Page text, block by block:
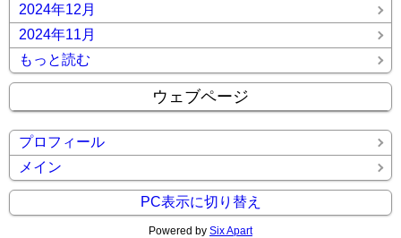
2024年12月
2024年11月
もっと読む
ウェブページ
プロフィール
メイン
PC表示に切り替え
Powered by Six Apart